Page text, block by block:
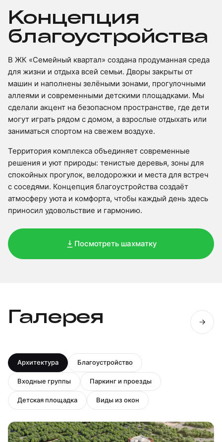
Концепция
благоустройства
В ЖК «Семейный квартал» создана продуманная среда
для жизни и отдыха всей семьи. Дворы закрыты от
машин и наполнены зелёными зонами, прогулочными
аллеями и современными детскими площадками. Мы
сделали акцент на безопасном пространстве, где дети
могут играть рядом с домом, а взрослые отдыхать или
заниматься спортом на свежем воздухе.
Территория комплекса объединяет современные
решения и уют природы: тенистые деревья, зоны для
спокойных прогулок, велодорожки и места для встреч
с соседями. Концепция благоустройства создаёт
атмосферу уюта и комфорта, чтобы каждый день здесь
приносил удовольствие и гармонию.
Посмотреть шахматку
Галерея
Архитектура Благоустройство
Входные группы Паркинг и проезды
Детская площадка Виды из окон